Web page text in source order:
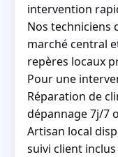
intervention
Nos techniciens
marché central
repères locaux
Pour une
Réparation de
dépannage 7j/7
Artisan local
suivi client